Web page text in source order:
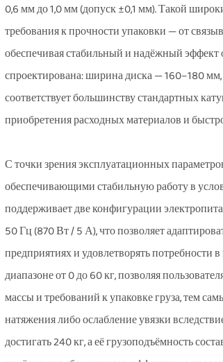
0,6 мм до 1,0 мм (допуск ±0,1 мм). Такой
требования к прочности упаковки — от
обеспечивая стабильный и надёжный эффект
спроектирована: ширина диска — 160–180
соответствует большинству стандартных
приобретения расходных материалов и
С точки зрения эксплуатационных
обеспечивающими стабильную работу в
поддерживает две конфигурации
50 Гц (870 Вт / 5 А), что позволяет
предприятиях и удовлетворять потребности
диапазоне от 0 до 60 кг, позволяя
массы и требований к упаковке груза, тем
натяжения либо ослабление увязки
достигать 240 кг, а её грузоподъёмность